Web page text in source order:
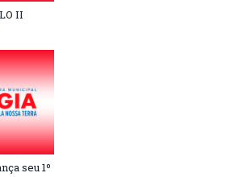
II
seu 1º